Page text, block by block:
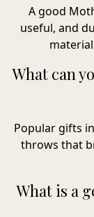
A good
useful, and
What can
Popular gifts
throws that
What is a